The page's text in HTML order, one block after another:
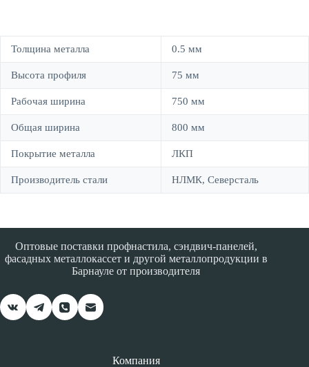
Толщина металла 0.5 мм
Высота профиля 75 мм
Рабочая ширина 750 мм
Общая ширина 800 мм
Покрытие металла ЛКП
Производитель стали НЛМК, Северсталь
Оптовые поставки профнастила, сэндвич-панелей,
фасадных металлокассет и другой металлопродукции в
Барнауле от производителя
Компания